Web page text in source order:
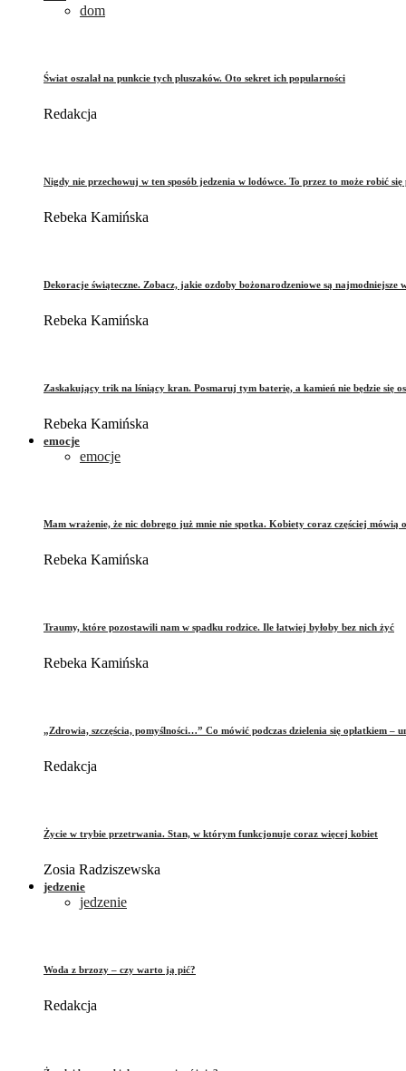
dom
Świat oszalał na punkcie tych pluszaków. Oto sekret ich popularności
Redakcja
Nigdy nie przechowuj w ten sposób jedzenia w lodówce. To przez to może robić się
Rebeka Kamińska
Dekoracje świąteczne. Zobacz, jakie ozdoby bożonarodzeniowe są najmodniejsze
Rebeka Kamińska
Zaskakujący trik na lśniący kran. Posmaruj tym baterię, a kamień nie będzie się
Rebeka Kamińska
emocje
emocje
Mam wrażenie, że nic dobrego już mnie nie spotka. Kobiety coraz częściej mówią
Rebeka Kamińska
Traumy, które pozostawili nam w spadku rodzice. Ile łatwiej byłoby bez nich żyć
Rebeka Kamińska
„Zdrowia, szczęścia, pomyślności…” Co mówić podczas dzielenia się opłatkiem –
Redakcja
Życie w trybie przetrwania. Stan, w którym funkcjonuje coraz więcej kobiet
Zosia Radziszewska
jedzenie
jedzenie
Woda z brzozy – czy warto ją pić?
Redakcja